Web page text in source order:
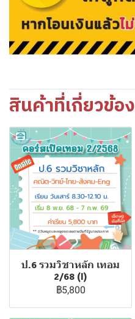
สินค้าที่เกี่ยวข้อง
ป.6 รวมวิชาหลัก เทอม
2/68 (I)
฿5,800